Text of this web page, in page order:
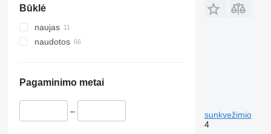
Būklė
naujas
naudotos
Pagaminimo metai
–
sunkvežimio
4